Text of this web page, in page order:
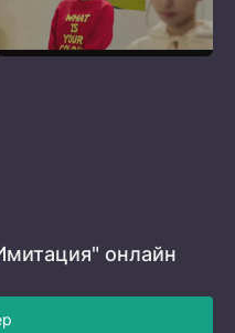
онлайн